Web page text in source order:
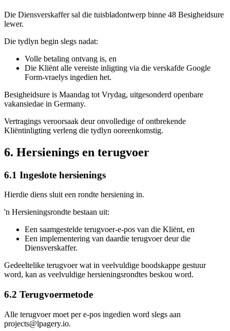
Die Diensverskaffer sal die tuisbladontwerp binne 48 Besigheidsure
lewer.
Die tydlyn begin slegs nadat:
Volle betaling ontvang is, en
Die Kliënt alle vereiste inligting via die verskafde Google
Form-vraelys ingedien het.
Besigheidsure is Maandag tot Vrydag, uitgesonderd openbare
vakansiedae in Germany.
Vertragings veroorsaak deur onvolledige of ontbrekende
Kliëntinligting verleng die tydlyn ooreenkomstig.
6. Hersienings en terugvoer
6.1 Ingeslote hersienings
Hierdie diens sluit een rondte hersiening in.
'n Hersieningsrondte bestaan uit:
Een saamgestelde terugvoer-e-pos van die Kliënt, en
Een implementering van daardie terugvoer deur die
Diensverskaffer.
Gedeeltelike terugvoer wat in veelvuldige boodskappe gestuur
word, kan as veelvuldige hersieningsrondtes beskou word.
6.2 Terugvoermetode
Alle terugvoer moet per e-pos ingedien word slegs aan
projects@lpagery.io.